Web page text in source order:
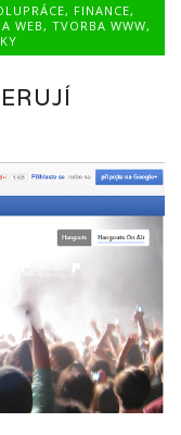
, FINANCE,
WEB,TVORBA WWW,